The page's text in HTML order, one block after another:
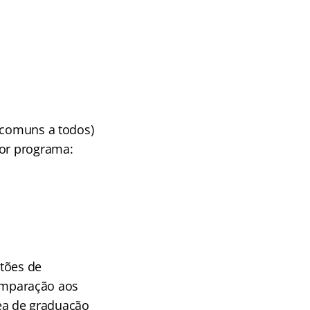
a todos)
programa:
de
aos
de graduação